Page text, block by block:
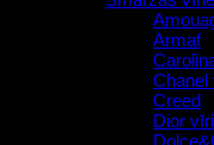
Armaf
Chanel
Creed
Dior